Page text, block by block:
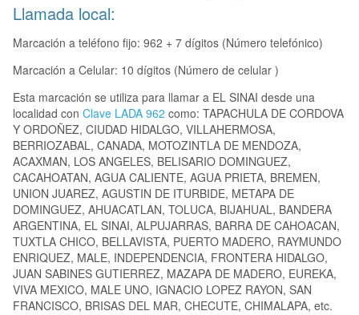
Llamada local:
Marcación a teléfono fijo: 962 + 7 dígitos (Número telefónico)
Marcación a Celular: 10 dígitos (Número de celular )
Esta marcación se utiliza para llamar a EL SINAI desde una
localidad con Clave LADA 962 como: TAPACHULA DE CORDOVA
Y ORDOÑEZ, CIUDAD HIDALGO, VILLAHERMOSA,
BERRIOZABAL, CANADA, MOTOZINTLA DE MENDOZA,
ACAXMAN, LOS ANGELES, BELISARIO DOMINGUEZ,
CACAHOATAN, AGUA CALIENTE, AGUA PRIETA, BREMEN,
UNION JUAREZ, AGUSTIN DE ITURBIDE, METAPA DE
DOMINGUEZ, AHUACATLAN, TOLUCA, BIJAHUAL, BANDERA
ARGENTINA, EL SINAI, ALPUJARRAS, BARRA DE CAHOACAN,
TUXTLA CHICO, BELLAVISTA, PUERTO MADERO, RAYMUNDO
ENRIQUEZ, MALE, INDEPENDENCIA, FRONTERA HIDALGO,
JUAN SABINES GUTIERREZ, MAZAPA DE MADERO, EUREKA,
VIVA MEXICO, MALE UNO, IGNACIO LOPEZ RAYON, SAN
FRANCISCO, BRISAS DEL MAR, CHECUTE, CHIMALAPA, etc.